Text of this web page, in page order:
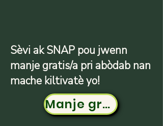
Sèvi ak SNAP pou jwenn
manje gratis/a pri abòdab nan
mache kiltivatè yo!
Manje gratis